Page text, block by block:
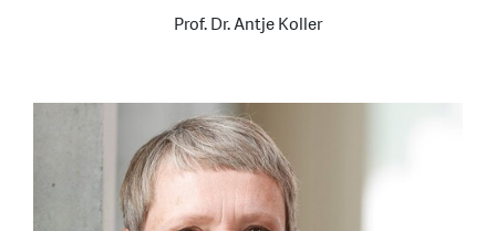
Prof. Dr. Antje Koller